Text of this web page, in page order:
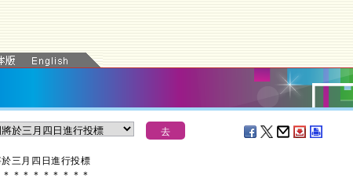
三月四日進行投標
＊ ＊ ＊ ＊ ＊ ＊ ＊ ＊ ＊